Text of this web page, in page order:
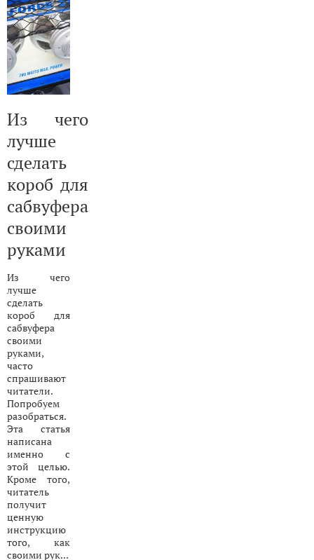
Из чего
лучше
сделать
короб для
сабвуфера
своими
руками
Из чего
лучше
сделать
короб для
сабвуфера
своими
руками,
часто
спрашивают
читатели.
Попробуем
разобраться.
Эта статья
написана
именно с
этой целью.
Кроме того,
читатель
получит
ценную
инструкцию
того, как
своими рук...